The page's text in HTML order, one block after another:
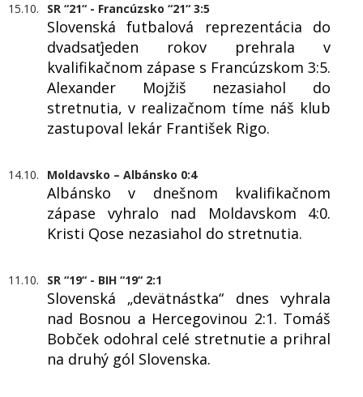
15.10. SR “21“ - Francúzsko “21“ 3:5
Slovenská futbalová reprezentácia do
dvadsaťjeden rokov prehrala v
kvalifikačnom zápase s Francúzskom 3:5.
Alexander Mojžiš nezasiahol do
stretnutia, v realizačnom tíme náš klub
zastupoval lekár František Rigo.
14.10. Moldavsko – Albánsko 0:4
Albánsko v dnešnom kvalifikačnom
zápase vyhralo nad Moldavskom 4:0.
Kristi Qose nezasiahol do stretnutia.
11.10. SR “19“ - BIH “19“ 2:1
Slovenská „devätnástka“ dnes vyhrala
nad Bosnou a Hercegovinou 2:1. Tomáš
Bobček odohral celé stretnutie a prihral
na druhý gól Slovenska.